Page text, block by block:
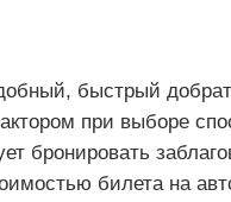
быстрый
при выборе
бронировать
билета на